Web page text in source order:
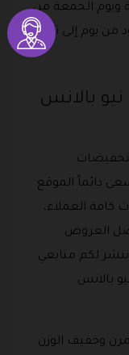
ويوم الجمعة من
من يوم إلى ثلاث
بالانس
دائماً الموقع
كافة العملاء،
العروض
ننشر لكم متابعي
بالانس
وخفيف الوزن